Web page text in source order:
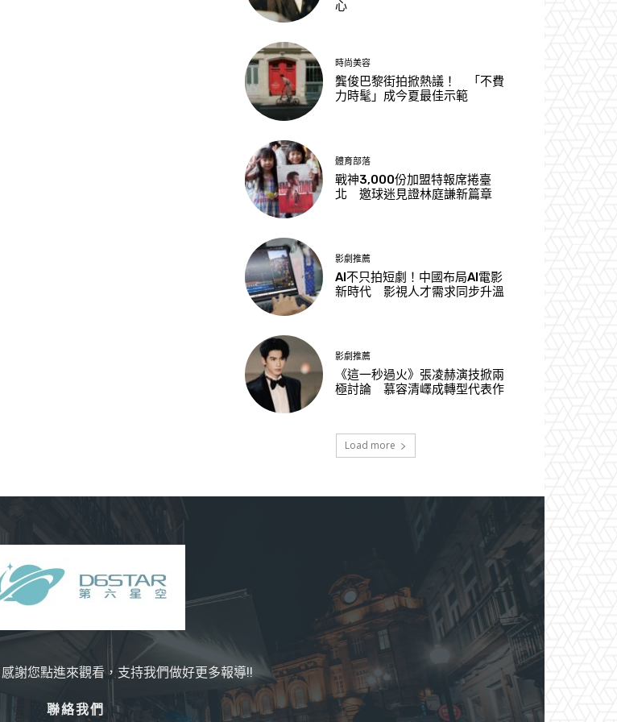
心
時尚美容
龔俊巴黎街拍掀熱議！ 「不費
力時髦」成今夏最佳示範
體育部落
戰神3,000份加盟特報席捲臺
北 邀球迷見證林庭謙新篇章
影劇推薦
AI不只拍短劇！中國布局AI電影
新時代 影視人才需求同步升溫
影劇推薦
《這一秒過火》張凌赫演技掀兩
極討論 慕容清嶧成轉型代表作
Load more
謝您點進來觀看，支持我們做好更多報導!!
聯絡我們